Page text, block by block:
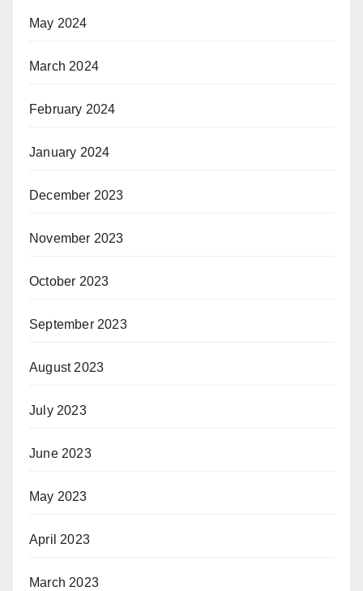
May 2024
March 2024
February 2024
January 2024
December 2023
November 2023
October 2023
September 2023
August 2023
July 2023
June 2023
May 2023
April 2023
March 2023